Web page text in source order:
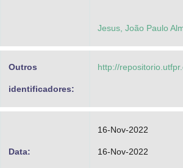
http://lattes.cnpq.br/
Jesus, João Paulo
Outros
identificadores:
http://
Data:
16-Nov-2022
16-Nov-2022